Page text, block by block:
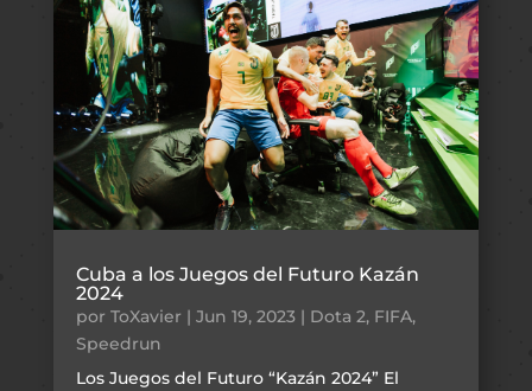
Cuba a los Juegos del Futuro Kazán
2024
por ToXavier | Jun 19, 2023| Dota 2, FIFA,
Speedrun
Los Juegos del Futuro “Kazán 2024” El